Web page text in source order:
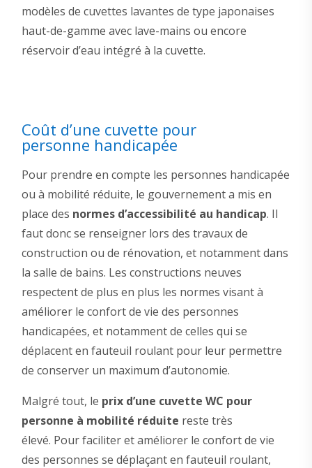
modèles de cuvettes lavantes de type japonaises
haut-de-gamme avec lave-mains ou encore
réservoir d’eau intégré à la cuvette.
Coût d’une cuvette pour
personne handicapée
Pour prendre en compte les personnes handicapée
ou à mobilité réduite, le gouvernement a mis en
place des normes d’accessibilité au handicap. Il
faut donc se renseigner lors des travaux de
construction ou de rénovation, et notamment dans
la salle de bains. Les constructions neuves
respectent de plus en plus les normes visant à
améliorer le confort de vie des personnes
handicapées, et notamment de celles qui se
déplacent en fauteuil roulant pour leur permettre
de conserver un maximum d’autonomie.
Malgré tout, le prix d’une cuvette WC pour
personne à mobilité réduite reste très
élevé. Pour faciliter et améliorer le confort de vie
des personnes se déplaçant en fauteuil roulant,